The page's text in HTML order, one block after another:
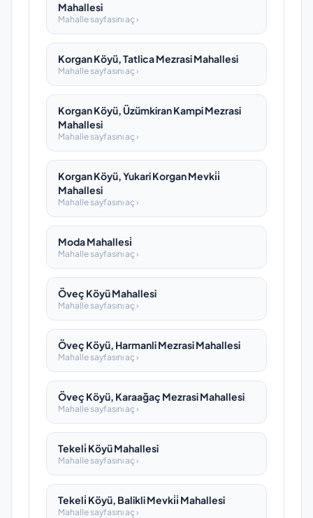
Mahallesi
Mahalle sayfasını aç ›
Korgan Köyü, Tatlica Mezrasi Mahallesi
Mahalle sayfasını aç ›
Korgan Köyü, Üzümkiran Kampi Mezrasi
Mahallesi
Mahalle sayfasını aç ›
Korgan Köyü, Yukari Korgan Mevki̇i̇
Mahallesi
Mahalle sayfasını aç ›
Moda Mahallesi̇
Mahalle sayfasını aç ›
Öveç Köyü Mahallesi
Mahalle sayfasını aç ›
Öveç Köyü, Harmanli Mezrasi Mahallesi
Mahalle sayfasını aç ›
Öveç Köyü, Karaağaç Mezrasi Mahallesi
Mahalle sayfasını aç ›
Tekeli̇ Köyü Mahallesi
Mahalle sayfasını aç ›
Tekeli̇ Köyü, Balikli Mevki̇i̇ Mahallesi
Mahalle sayfasını aç ›